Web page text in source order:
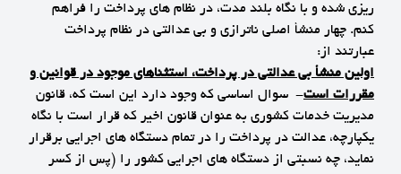
ریزی شده و با نگاه بلند مدت، در نظام های پرداخت را فراهم
کنم. چهار منشأ اصلی ناترازی و بی عدالتی در نظام پرداخت
عبارتند از:
اولین منشأ بی عدالتی در پرداخت، استثناهای موجود در قوانین و
مقررات است- سوال اساسی که وجود دارد این است که، قانون
مدیریت خدمات کشوری به عنوان قانون اخیر که قرار است با نگاه
یکپارچه، عدالت در پرداخت را در تمام دستگاه های اجرایی برقرار
نماید، چه نسبتی از دستگاه های اجرایی کشور را (پس از کسر